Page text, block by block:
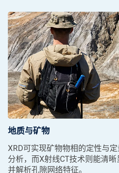
地质与矿物
XRD可实现矿物物相的定性与
分析，而X射线CT技术则能清
并解析孔隙网络特征。